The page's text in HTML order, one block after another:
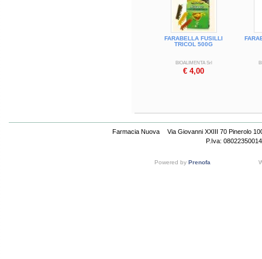
FARABELLA FUSILLI
TRICOL 500G
BIOALIMENTA Srl
€ 4,00
Farmacia Nuova
Via Giovanni XXIII 70 Pinerolo
P.Iva: 08022350014
Powered by Prenofa